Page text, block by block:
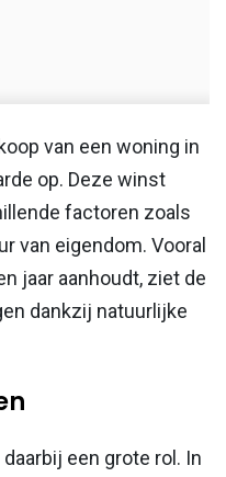
van een woning in
op. Deze winst
factoren zoals
van eigendom. Vooral
jaar aanhoudt, ziet de
dankzij natuurlijke
een grote rol. In